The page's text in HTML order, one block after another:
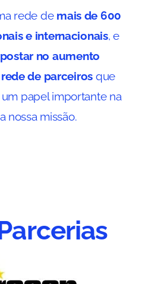
rede de mais de 600
e internacionais, e
no aumento
de parceiros que
papel importante na
nossa missão.